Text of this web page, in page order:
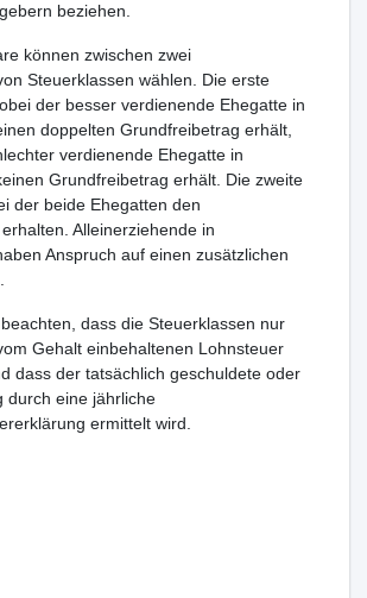
beziehen.
können zwischen zwei
Steuerklassen wählen. Die erste
der besser verdienende Ehegatte in
doppelten Grundfreibetrag erhält,
verdienende Ehegatte in
Grundfreibetrag erhält. Die zweite
der beide Ehegatten den
Alleinerziehende in
Anspruch auf einen zusätzlichen
dass die Steuerklassen nur
Gehalt einbehaltenen Lohnsteuer
dass der tatsächlich geschuldete oder
durch eine jährliche
ermittelt wird.